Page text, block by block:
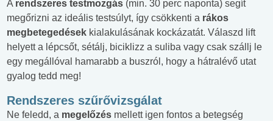
A rendszeres testmozgás (min. 30 perc naponta) segít
megőrizni az ideális testsúlyt, így csökkenti a rákos
megbetegedések kialakulásának kockázatát. Válaszd lift
helyett a lépcsőt, sétálj, biciklizz a suliba vagy csak szállj le
egy megállóval hamarabb a buszról, hogy a hátralévő utat
gyalog tedd meg!
Rendszeres szűrővizsgálat
Ne feledd, a megelőzés mellett igen fontos a betegség